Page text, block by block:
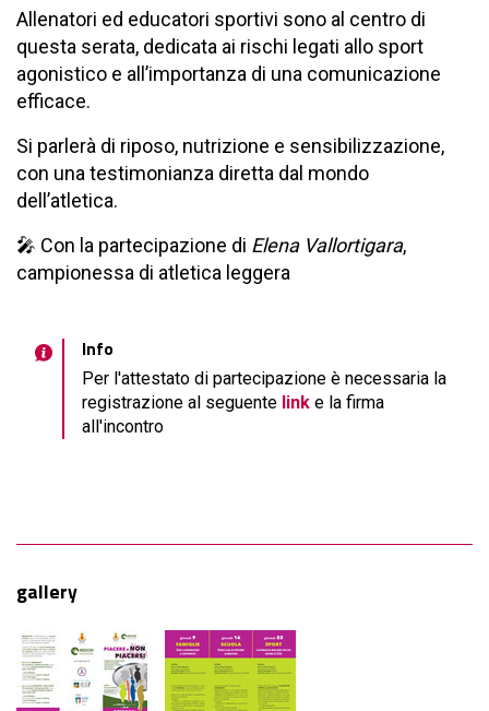
Allenatori ed educatori sportivi sono al centro di
questa serata, dedicata ai rischi legati allo sport
agonistico e all’importanza di una comunicazione
efficace.
Si parlerà di riposo, nutrizione e sensibilizzazione,
con una testimonianza diretta dal mondo
dell’atletica.
🎤 Con la partecipazione di Elena Vallortigara,
campionessa di atletica leggera
Info
Per l'attestato di partecipazione è necessaria la
registrazione al seguente linke la firma
all'incontro
gallery